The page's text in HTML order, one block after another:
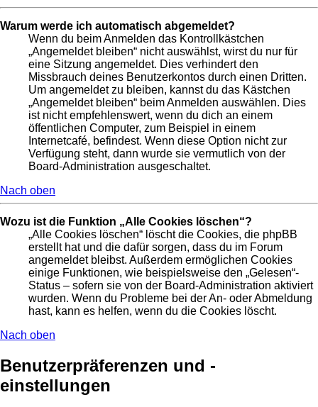
Warum werde ich automatisch abgemeldet?
Wenn du beim Anmelden das Kontrollkästchen
„Angemeldet bleiben“ nicht auswählst, wirst du nur für
eine Sitzung angemeldet. Dies verhindert den
Missbrauch deines Benutzerkontos durch einen Dritten.
Um angemeldet zu bleiben, kannst du das Kästchen
„Angemeldet bleiben“ beim Anmelden auswählen. Dies
ist nicht empfehlenswert, wenn du dich an einem
öffentlichen Computer, zum Beispiel in einem
Internetcafé, befindest. Wenn diese Option nicht zur
Verfügung steht, dann wurde sie vermutlich von der
Board-Administration ausgeschaltet.
Nach oben
Wozu ist die Funktion „Alle Cookies löschen“?
„Alle Cookies löschen“ löscht die Cookies, die phpBB
erstellt hat und die dafür sorgen, dass du im Forum
angemeldet bleibst. Außerdem ermöglichen Cookies
einige Funktionen, wie beispielsweise den „Gelesen“-
Status – sofern sie von der Board-Administration aktiviert
wurden. Wenn du Probleme bei der An- oder Abmeldung
hast, kann es helfen, wenn du die Cookies löscht.
Nach oben
Benutzerpräferenzen und -
einstellungen